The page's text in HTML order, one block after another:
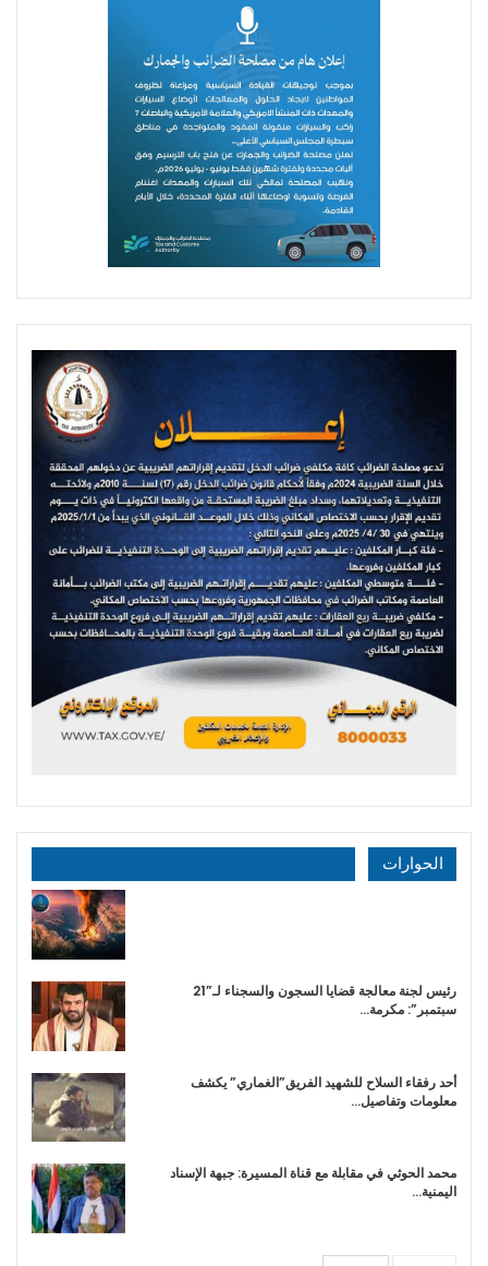
الحوارات
رئيس لجنة معالجة قضايا السجون والسجناء لـ”21
سبتمبر”: مكرمة…
أحد رفقاء السلاح للشهيد الفريق”الغماري” يكشف
معلومات وتفاصيل…
محمد الحوثي في مقابلة مع قناة المسيرة: جبهة الإسناد
اليمنية…